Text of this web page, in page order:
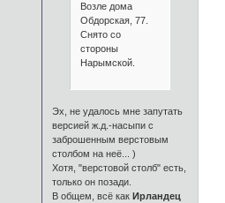
Возле дома
Обдорская, 77.
Снято со
стороны
Нарымской.
Эх, не удалось мне запутать
версией ж.д.-насыпи с
заброшенным верстовым
столбом на неё... )
Хотя, "верстовой столб" есть,
только он позади.
В общем, всё какИрландец